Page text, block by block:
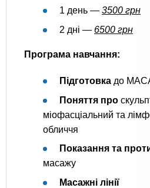
1 день — 3500 грн
2 дні — 6500 грн
Програма навчання:
Підготовка до
Поняття про
міофасціальний та
обличчя
Показання та
масажу
Масажні лінії